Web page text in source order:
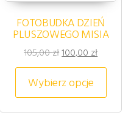
280,00 zł.
wynosi: 275,00 zł.
ma wiele
FOTOBUDKA DZIEŃ
PLUSZOWEGO MISIA
105,00złPierwotna cena
100,00 zł
Wybierz opcje
Ten